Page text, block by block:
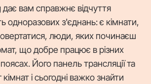
вам справжнє відчуття
одноразових з'єднань: є кімнати,
люди, яких починаєш
що добре працює в різних
Його панель трансляції та
і сьогодні важко знайти